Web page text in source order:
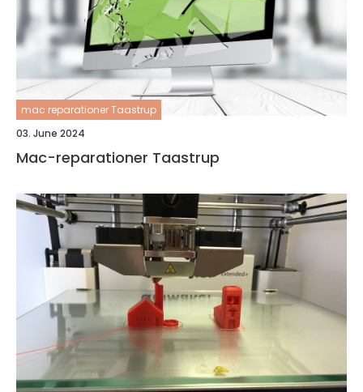
mac reparationer Taastrup
03. June 2024
Mac-reparationer Taastrup